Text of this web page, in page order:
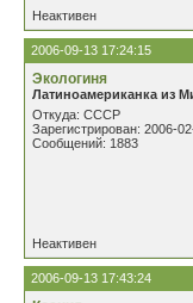
Неактивен
2006-09-13 17:24:15
Экологиня
Латиноамериканка из
Откуда: СССР
Зарегистрирован: 2006-
Сообщений: 1883
Неактивен
2006-09-13 17:43:24